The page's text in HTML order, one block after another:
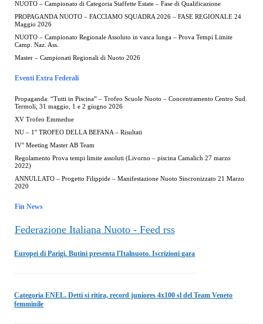
NUOTO – Campionato di Categoria Staffette Estate – Fase di Qualificazione
PROPAGANDA NUOTO – FACCIAMO SQUADRA 2026 – FASE REGIONALE 24
Maggio 2026
NUOTO – Campionato Regionale Assoluto in vasca lunga – Prova Tempi Limite
Camp. Naz. Ass.
Master – Campionati Regionali di Nuoto 2026
Eventi Extra Federali
Propaganda: “Tutti in Piscina” – Trofeo Scuole Nuoto – Concentramento Centro Sud.
Termoli, 31 maggio, 1 e 2 giugno 2026
XV Trofeo Emmedue
NU – 1° TROFEO DELLA BEFANA – Risultati
IV° Meeting Master AB Team
Regolamento Prova tempi limite assoluti (Livorno – piscina Camalich 27 marzo
2022)
ANNULLATO – Progetto Filippide – Manifestazione Nuoto Sincronizzato 21 Marzo
2020
Fin News
Federazione Italiana Nuoto - Feed rss
Europei di Parigi. Butini presenta l'Italnuoto. Iscrizioni gara
Categoria ENEL. Detti si ritira, record juniores 4x100 sl del Team Veneto
femminile